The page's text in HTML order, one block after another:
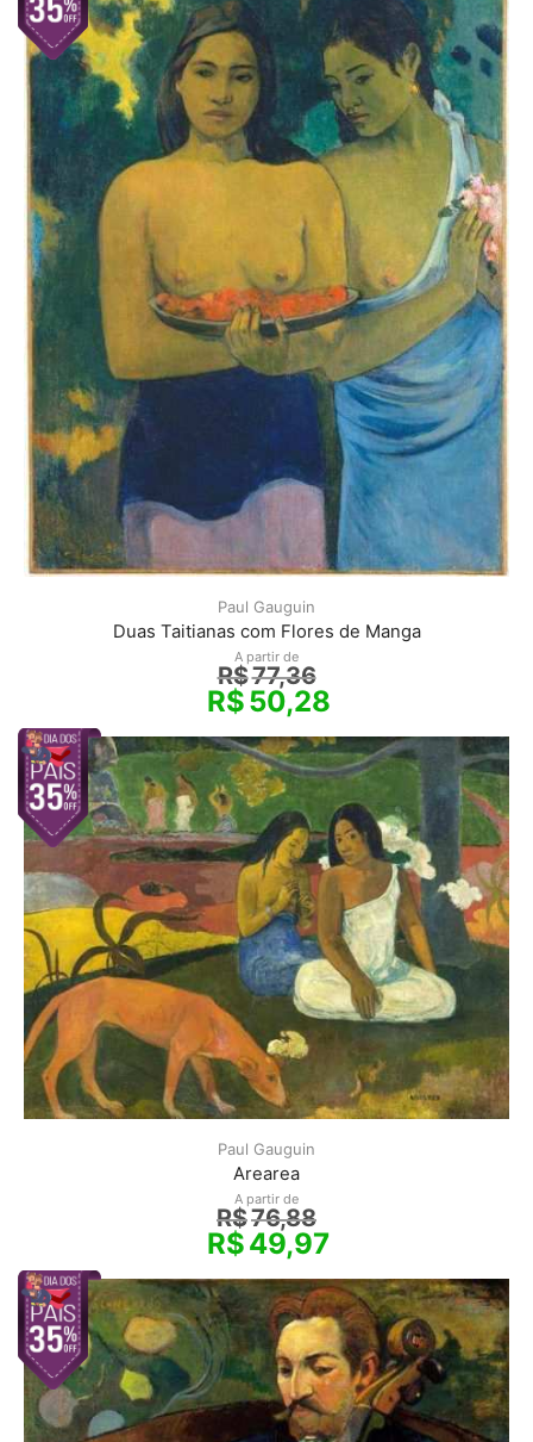
Paul Gauguin
Duas Taitianas com Flores de Manga
A partir de
R$77,36
R$50,28
Paul Gauguin
Arearea
A partir de
R$76,88
R$49,97